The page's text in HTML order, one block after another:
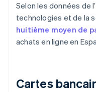
Selon les données de
technologies et de la
huitième moyen de
achats en ligne en
Cartes